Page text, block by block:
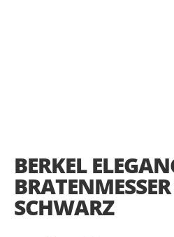
BERKEL
SCHWARZ
beginning
of
the
images
gallery